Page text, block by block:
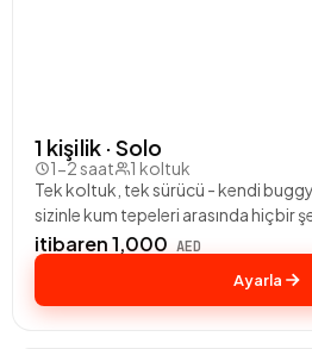
1 kişilik · Solo
1-2 saat
1 koltuk
Tek koltuk, tek sürücü - kendi
sizinle kum tepeleri arasında hiçbir
itibaren 1,000 AED
Ayarla